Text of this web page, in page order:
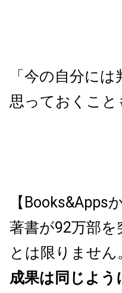
「今の自分に
思っておくこと
【Books&Apps
著書が92万部
とは限りません
成果は同じよ